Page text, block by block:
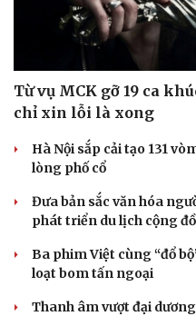
Từ vụ MCK gỡ 19 ca
chỉ xin lỗi là xong
Hà Nội sắp cải tạo 131
lòng phố cổ
Đưa bản sắc văn hóa
phát triển du lịch cộng
Ba phim Việt cùng “đổ
loạt bom tấn ngoại
Thanh âm vượt đại